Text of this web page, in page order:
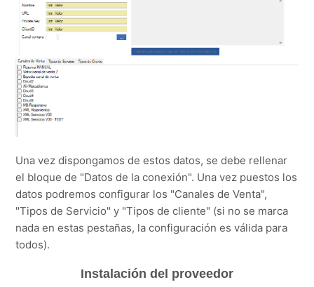
Una vez dispongamos de estos datos, se debe rellenar
el bloque de "Datos de la conexión". Una vez puestos los
datos podremos configurar los "Canales de Venta",
"Tipos de Servicio" y "Tipos de cliente" (si no se marca
nada en estas pestañas, la configuración es válida para
todos).
Instalación del proveedor